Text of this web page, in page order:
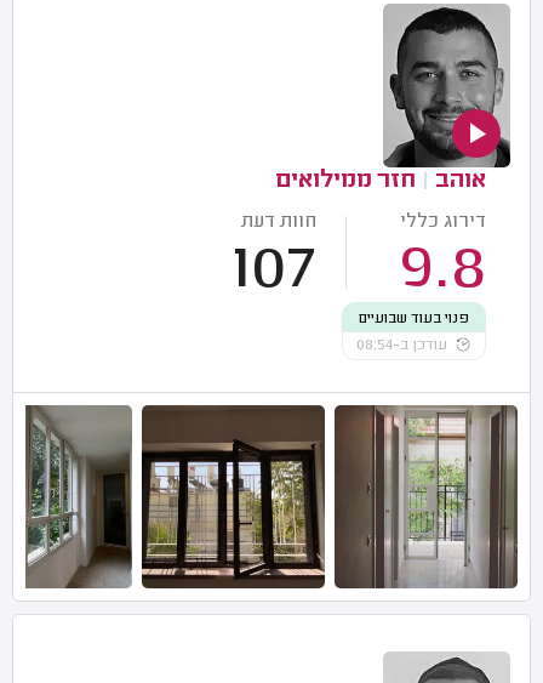
אוהב חזר ממילואים
דירוג כללי
9.8
חוות דעת
107
פנוי בעוד שבועיים
עודכן ב-08:54